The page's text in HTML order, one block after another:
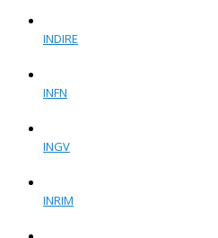
INDIRE
INFN
INGV
INRIM